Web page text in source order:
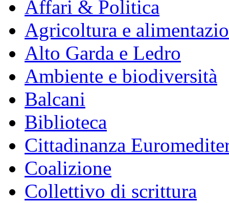
Affari & Politica
Agricoltura e
Alto Garda e Ledro
Ambiente e biodiversità
Balcani
Biblioteca
Cittadinanza
Coalizione
Collettivo di scrittura